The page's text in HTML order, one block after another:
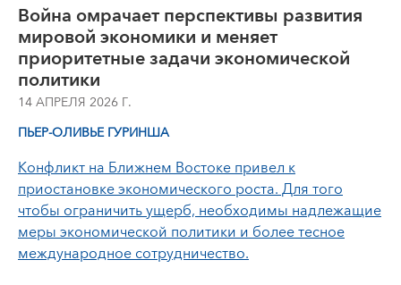
Война омрачает перспективы развития
мировой экономики и меняет
приоритетные задачи экономической
политики
14 АПРЕЛЯ 2026 Г.
ПЬЕР-ОЛИВЬЕ ГУРИНША
Конфликт на Ближнем Востоке привел к
приостановке экономического роста. Для того
чтобы ограничить ущерб, необходимы надлежащие
меры экономической политики и более тесное
международное сотрудничество.